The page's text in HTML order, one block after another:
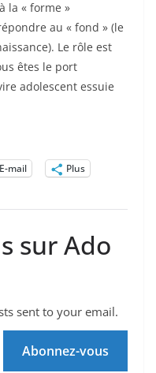
la « forme »
au « fond » (le
Le rôle est
êtes le port
adolescent essuie
E-mail
Plus
sur Ado
sent to your email.
Abonnez-vous